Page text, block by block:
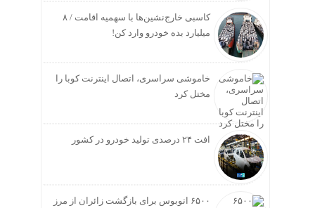
کاسبی خارج‌نشین‌ها با سهمیه اقامت / ۸
میلیارد بده خودرو وارد کن!
خاموشی سراسری، اتصال اینترنت کوبا را
مختل کرد
افت ۲۴ درصدی تولید خودرو در کشور
۶۵۰۰ اتوبوس برای بازگشت زائران از مرز